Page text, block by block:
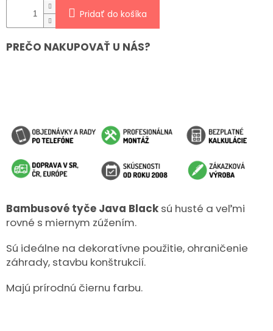
Pridať do košíka
PREČO NAKUPOVAŤ U NÁS?
Bambusové tyče Java Black sú husté a veľmi
rovné s miernym zúžením.
Sú ideálne na dekoratívne použitie, ohraničenie
záhrady, stavbu konštrukcií.
Majú prírodnú čiernu farbu.